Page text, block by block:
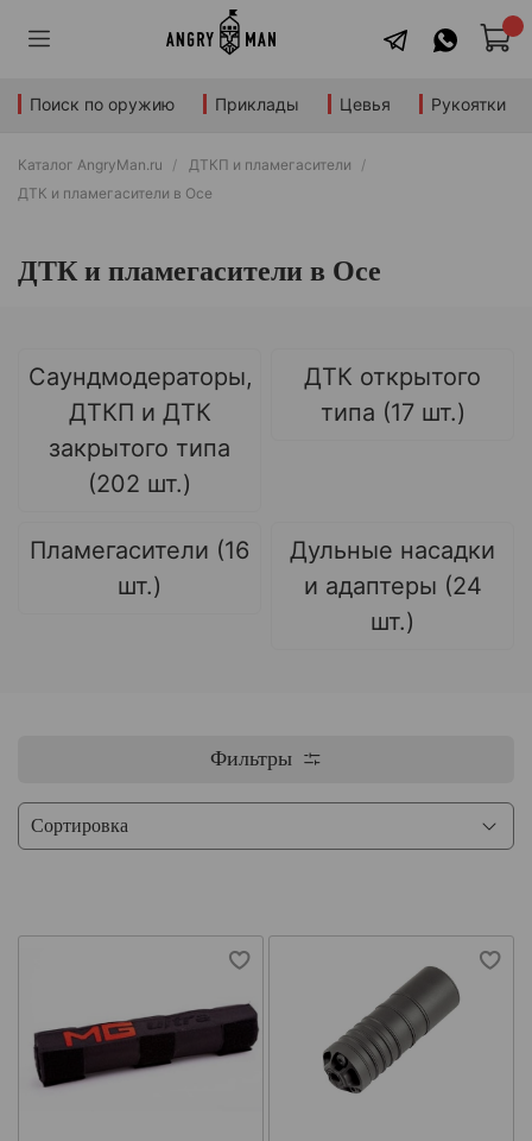
Поиск по оружию Приклады Цевья Рукоятки
Каталог AngryMan.ru
ДТКП и пламегасители
ДТК и пламегасители в Осе
ДТК и пламегасители в Осе
Саундмодераторы,
ДТКП и ДТК
закрытого типа
(202 шт.)
ДТК открытого
типа (17 шт.)
Пламегасители (16
шт.)
Дульные насадки
и адаптеры (24
шт.)
Фильтры